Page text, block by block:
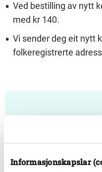
Informasjonskapslar
Ved bestilling av nytt
med kr 140.
Vi sender deg eit nytt
folkeregistrerte
kvardagar mellom kl.